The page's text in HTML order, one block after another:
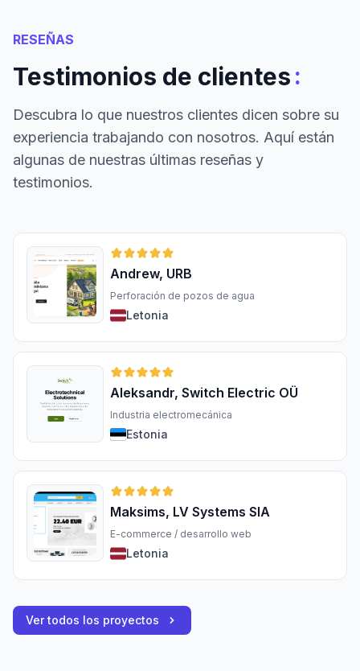
RESEÑAS
Testimonios de clientes:
Descubra lo que nuestros clientes dicen sobre su
experiencia trabajando con nosotros. Aquí están
algunas de nuestras últimas reseñas y
testimonios.
Andrew, URB
Perforación de pozos de agua
Letonia
Aleksandr, Switch Electric OÜ
Industria electromecánica
Estonia
Maksims, LV Systems SIA
E-commerce / desarrollo web
Letonia
Ver todos los proyectos